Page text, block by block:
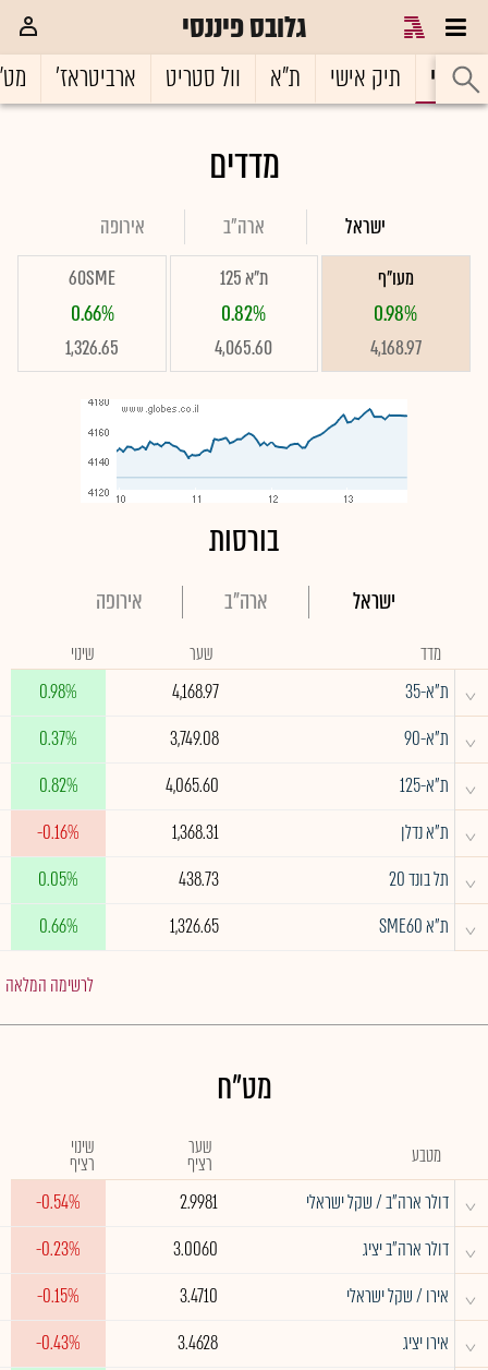
גלובס פיננסי
ראשי תיק אישי ת"א וול סטריט ארביטראז'
מדדים
ישראל ארה"ב אירופה
מעו"ף
0.98%
4,168.97
ת"א 125
0.82%
4,065.60
60SME
0.66%
1,326.65
בורסות
ישראל ארה"ב אירופה
מדד שער שינוי
^ ת"א-35 4,168.97
0.98%
^ ת"א-90 3,749.08
0.37%
^ ת"א-125 4,065.60
0.82%
^ ת"א נדלן 1,368.31
-0.16%
^ תל בונד 20 438.73
0.05%
^ ת"א SME60 1,326.65
0.66%
לרשימה המלאה
מט"ח
מטבע שער
רציף
שינוי
רציף
^ דולר ארה"ב / שקל ישראלי 2.9981
-0.54%
^ דולר ארה"ב יציג 3.0060
-0.23%
^ אירו / שקל ישראלי 3.4710
-0.15%
^ אירו יציג 3.4628
-0.43%